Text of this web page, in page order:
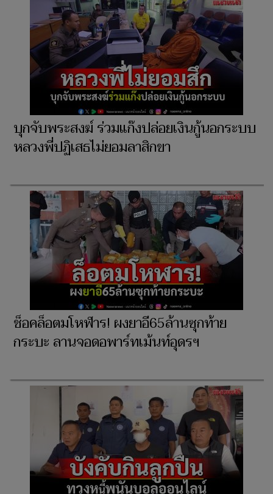
บุกจับพระสงฆ์ ร่วมแก๊งปล่อยเงินกู้นอกระบบ
หลวงพี่ปฏิเสธไม่ยอมลาสิกขา
ช็อคล็อตมโหฬาร! ผงยาอี65ล้านซุกท้าย
กระบะ ลานจอดอพาร์ทเม้นท์อุดรฯ